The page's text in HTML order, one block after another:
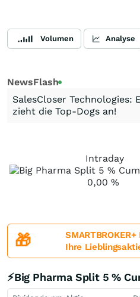
Volumen Analyse
NewsFlash
SalesCloser Technologies:
zieht die Top-Dogs an!
Intraday
0,00 %
🎁
Ihre
⚡Big Pharma Split 5 %